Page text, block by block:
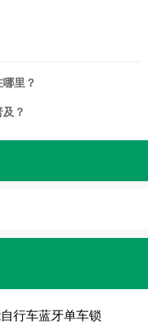
里？
？
行车蓝牙单车锁